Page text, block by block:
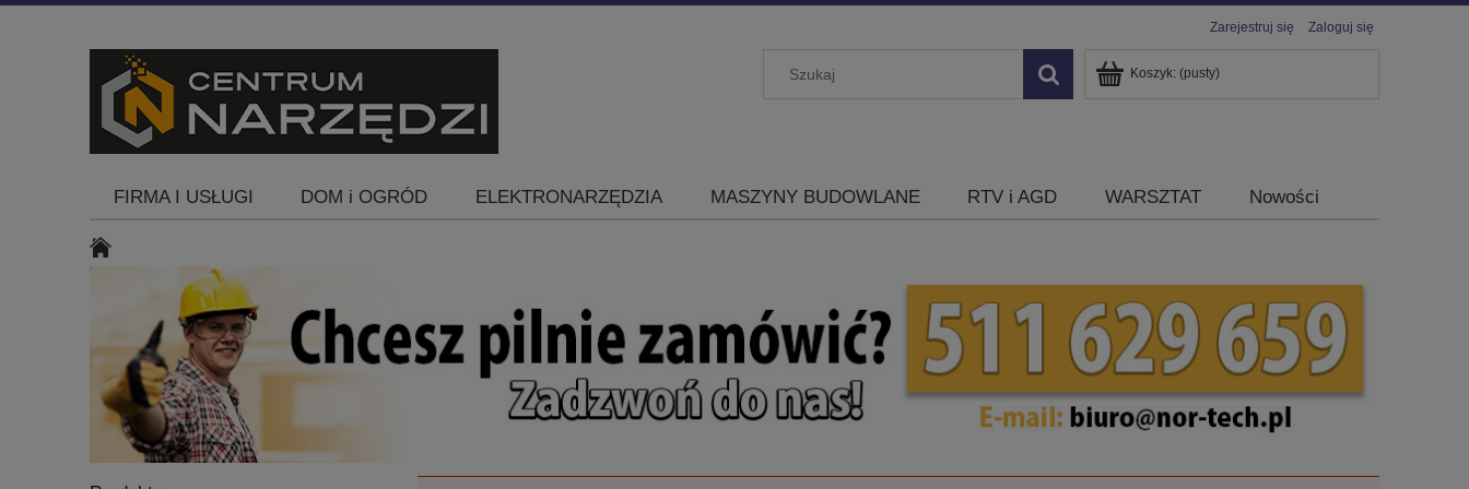
Zarejestruj się Zaloguj się
Koszyk: (pusty)
FIRMA I USŁUGI DOM i OGRÓD ELEKTRONARZĘDZIA MASZYNY BUDOWLANE RTV i AGD WARSZTAT Nowości